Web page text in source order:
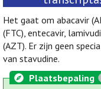
Het gaat om abacavir
(FTC), entecavir,
(AZT). Er zijn geen
van stavudine.
Plaatsbepaling